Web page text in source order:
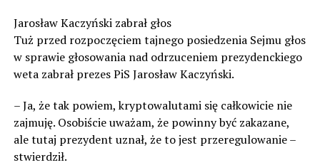
Jarosław Kaczyński zabrał głos
Tuż przed rozpoczęciem tajnego posiedzenia Sejmu głos
w sprawie głosowania nad odrzuceniem prezydenckiego
weta zabrał prezes PiS Jarosław Kaczyński.
– Ja, że tak powiem, kryptowalutami się całkowicie nie
zajmuję. Osobiście uważam, że powinny być zakazane,
ale tutaj prezydent uznał, że to jest przeregulowanie –
stwierdził.